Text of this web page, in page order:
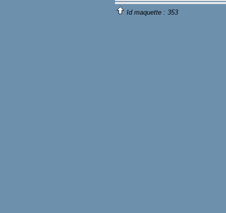
Id maquette : 353